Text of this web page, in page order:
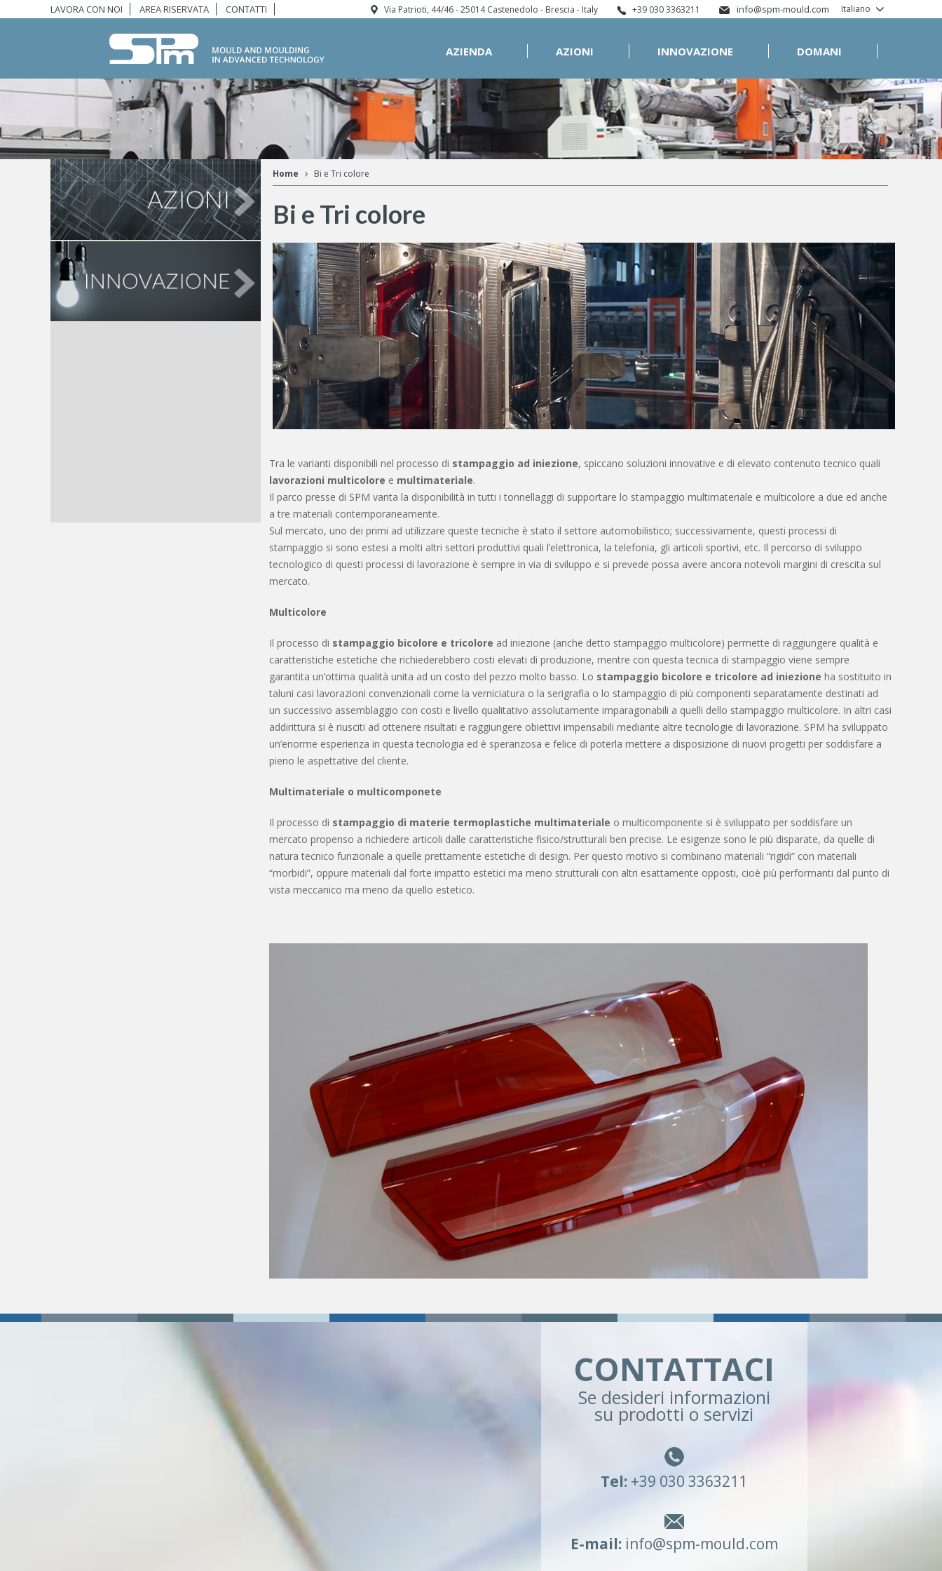
LAVORA CON NOI AREA RISERVATA CONTATTI Italiano
Via Patrioti, 44/46 - 25014 Castenedolo - Brescia - Italy +39 030 3363211 info@spm-mould.com
AZIENDA AZIONI INNOVAZIONE DOMANI
Home Bi e Tri colore
Bi e Tri colore
Tra le varianti disponibili nel processo di stampaggio ad iniezione, spiccano soluzioni innovative e di elevato contenuto tecnico quali
lavorazioni multicolore e multimateriale.
Il parco presse di SPM vanta la disponibilità in tutti i tonnellaggi di supportare lo stampaggio multimateriale e multicolore a due ed anche
a tre materiali contemporaneamente.
Sul mercato, uno dei primi ad utilizzare queste tecniche è stato il settore automobilistico; successivamente, questi processi di
stampaggio si sono estesi a molti altri settori produttivi quali l’elettronica, la telefonia, gli articoli sportivi, etc. Il percorso di sviluppo
tecnologico di questi processi di lavorazione è sempre in via di sviluppo e si prevede possa avere ancora notevoli margini di crescita sul
mercato.
Multicolore
Il processo di stampaggio bicolore e tricolore ad iniezione (anche detto stampaggio multicolore) permette di raggiungere qualità e
caratteristiche estetiche che richiederebbero costi elevati di produzione, mentre con questa tecnica di stampaggio viene sempre
garantita un’ottima qualità unita ad un costo del pezzo molto basso. Lo stampaggio bicolore e tricolore ad iniezione ha sostituito in
taluni casi lavorazioni convenzionali come la verniciatura o la serigrafia o lo stampaggio di più componenti separatamente destinati ad
un successivo assemblaggio con costi e livello qualitativo assolutamente imparagonabili a quelli dello stampaggio multicolore. In altri casi
addirittura si è riusciti ad ottenere risultati e raggiungere obiettivi impensabili mediante altre tecnologie di lavorazione. SPM ha sviluppato
un’enorme esperienza in questa tecnologia ed è speranzosa e felice di poterla mettere a disposizione di nuovi progetti per soddisfare a
pieno le aspettative del cliente.
Multimateriale o multicomponete
Il processo di stampaggio di materie termoplastiche multimateriale o multicomponente si è sviluppato per soddisfare un
mercato propenso a richiedere articoli dalle caratteristiche fisico/strutturali ben precise. Le esigenze sono le più disparate, da quelle di
natura tecnico funzionale a quelle prettamente estetiche di design. Per questo motivo si combinano materiali “rigidi” con materiali
“morbidi”, oppure materiali dal forte impatto estetici ma meno strutturali con altri esattamente opposti, cioè più performanti dal punto di
vista meccanico ma meno da quello estetico.
CONTATTACI
Se desideri informazioni
su prodotti o servizi
Tel: +39 030 3363211
E-mail: info@spm-mould.com